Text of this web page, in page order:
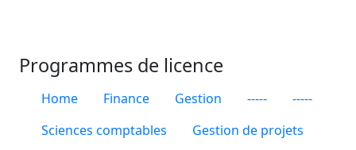
Programmes de licence
Home Finance Gestion -----
-----
Sciences comptables
Gestion de projets